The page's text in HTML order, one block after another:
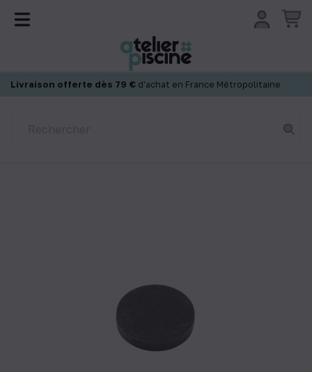
Livraison offerte dès 79 € d'achat en France Métropolitaine